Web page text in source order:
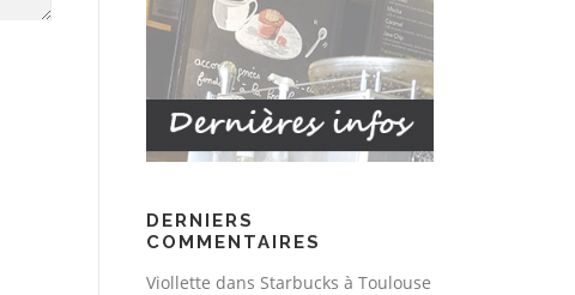
DERNIERS
COMMENTAIRES
Viollette dans Starbucks à Toulouse